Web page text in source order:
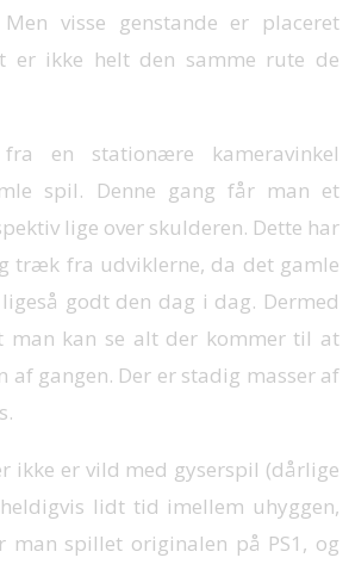
visse genstande er placeret
er ikke helt den samme rute de
en stationære kameravinkel
spil. Denne gang får man et
lige over skulderen. Dette har
træk fra udviklerne, da det gamle
godt den dag i dag. Dermed
man kan se alt der kommer til at
af gangen. Der er stadig masser af
ikke er vild med gyserspil (dårlige
lidt tid imellem uhyggen,
man spillet originalen på PS1, og